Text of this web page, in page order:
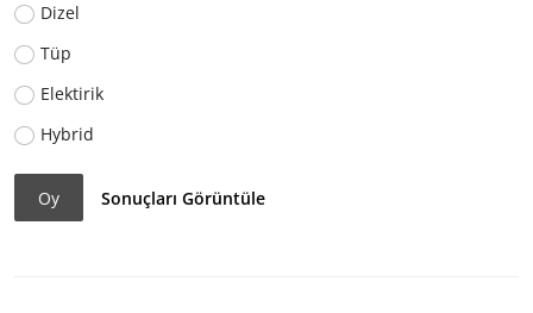
Dizel
Tüp
Elektirik
Hybrid
Oy Sonuçları Görüntüle